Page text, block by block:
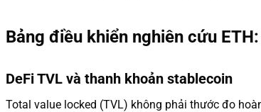
Bảng điều khiển nghiên cứu
DeFi TVL và thanh khoản stablecoin
Total value locked (TVL) không phải thước đo